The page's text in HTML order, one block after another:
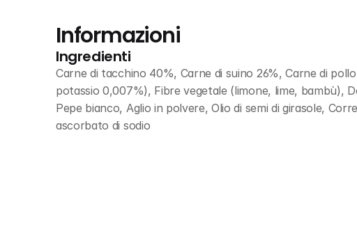
Informazioni
Ingredienti
Carne di tacchino 40%, Carne di suino 26%, Carne di
potassio 0,007%), Fibre vegetale (limone, lime, bambù),
Pepe bianco, Aglio in polvere, Olio di semi di girasole,
ascorbato di sodio